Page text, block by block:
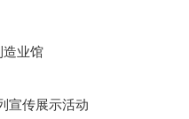
造业馆
宣传展示活动